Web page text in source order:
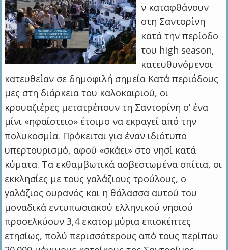
ν καταφθάνουν
στη Σαντορίνη
κατά την περίοδο
του high season,
κατευθυνόμενοι
κατευθείαν σε δημοφιλή σημεία Κατά περιόδους
μες στη διάρκεια του καλοκαιριού, οι
κρουαζιέρες μετατρέπουν τη Σαντορίνη σ’ ένα
μίνι «ηφαίστειο» έτοιμο να εκραγεί από την
πολυκοσμία. Πρόκειται για έναν ιδιότυπο
υπερτουρισμό, αφού «σκάει» στο νησί κατά
κύματα. Τα εκθαμβωτικά ασβεστωμένα σπίτια, οι
εκκλησίες με τους γαλάζιους τρούλους, ο
γαλάζιος ουρανός και η θάλασσα αυτού του
μοναδικά εντυπωσιακού ελληνικού νησιού
προσελκύουν 3,4 εκατομμύρια επισκέπτες
ετησίως, πολύ περισσότερους από τους περίπου